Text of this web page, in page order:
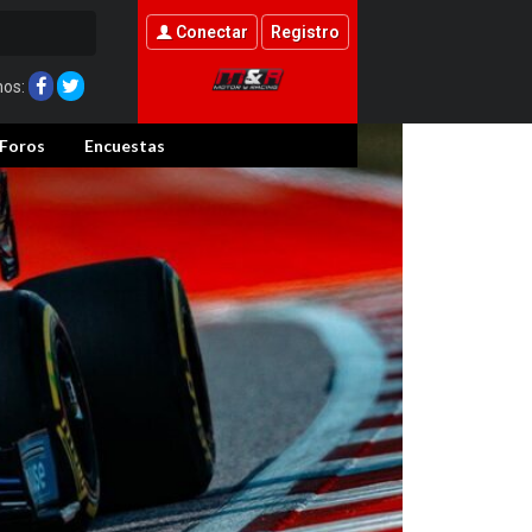
Conectar Registro
Foros Encuestas